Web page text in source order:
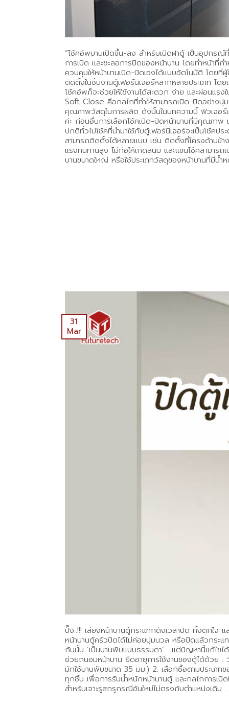
“โช้คอัพบานเปิดขึ้น-ลง สำหรับเปิดฝาตู้ เป็นอุปกร
การเปิด และชะลอการปิดของหน้าบาน โดยทำหน้าที่
ควบคุมให้หน้าบานเปิด-ปิดเองได้แบบอัตโนมัติ โดย
ติดตั้งในชิ้นงานตู้เฟอร์นิเจอร์หลากหลายประเภท โ
โช้คอัพก็จะช่วยให้ใช้งานได้สะดวก ง่าย และผ่อนแร
Soft Close คือกลไกที่ทำให้สามารถเปิด-ปิดอย่างนุ่
คุณภาพวัสดุในการผลิต ดังนั้นในบทความนี้ ฟิวเจอ
ค่ะ ก่อนอื่นการเลือกโช้คเปิด-ปิดหน้าบานที่มีคุณภาพ แ
ปกติทั่วไปโช้คที่นำมาใช้กับตู้เฟอร์นิเจอร์จะเป็นโช้ค
สามารถติดตั้งได้หลายแบบ เช่น ติดตั้งที่โครงด้าน
แรงทนทานสูง ไม่ก่อให้เกิดสนิม และแขนโช้คสามา
บานขนาดใหญ่ หรือใช้ประเภทวัสดุของหน้าบานที่มีน้ำ
31
Mar
ปั๊ง..!!! เสียงหน้าบานตู้กระแทกดังเวลาปิด ทั้งตกใจ
หน้าบานตู้ครัวปิดได้ไม่ค่อยนุ่มนวล หรือปิดแล้วกระ
กันนั้น ‘เป็นบานพับแบบธรรมดา’ . แต่ปัญหานี้แก้ไ
ช่วยถนอมหน้าบาน ยืดอายุการใช้งานของตู้ได้ด้วย .
มักใช้บานพับขนาด 35 มม.) 2. เลือกซื้อตามประเภ
ทุกชิ้น เพื่อการรับน้ำหนักหน้าบานตู้ และกลไกการเปิ
สำหรับเจาะรูสกรูกรณีอันใหม่ไม่ตรงกับตำแหน่งเดิ